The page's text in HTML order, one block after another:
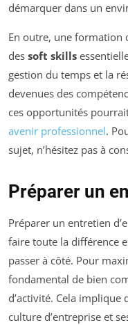
démarquer dans un
En outre, une formation
des soft skills
gestion du temps et la
devenues des
ces opportunités
avenir professionnel.
sujet, n’hésitez pas à
Préparer un
Préparer un entretien
faire toute la différence
passer à côté. Pour
fondamental de bien
d’activité. Cela implique
culture d’entreprise et